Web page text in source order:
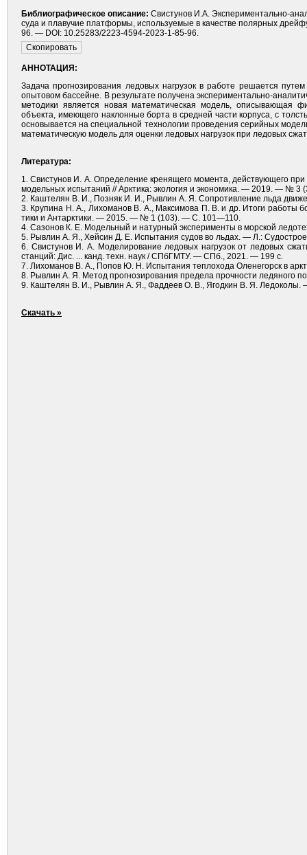
Библиографическое описание: Свистунов И.А. Экспериментально-
суда и плавучие платформы, используемые в качестве полярных
96. — DOI: 10.25283/2223-4594-2023-1-85-96.
АННОТАЦИЯ:
Задача прогнозирования ледовых нагрузок в работе решается
опытовом бассейне. В результате получена экспериментально-
методики является новая математическая модель, описывающая
объекта, имеющего наклонные борта в средней части корпуса, с
основывается на специальной технологии проведения серийных
математическую модель для оценки ледовых нагрузок при ледовых
Литература:
1. Свистунов И. А. Определение кренящего момента, действующего
модельных испытаний // Арк­тика: экология и экономика. — 2019. — №
2. Каштелян В. И., Позняк И. И., Рывлин А. Я. Сопротивление льда
3. Крупина Н. А., Лихоманов В. А., Максимова П. В. и др. Итоги работы
тики и Антарктики. — 2015. — № 1 (103). — С. 101—110.
4. Сазонов К. Е. Модельный и натурный эксперименты в морской
5. Рывлин А. Я., Хейсин Д. Е. Испытания судов во льдах. — Л.:
6. Свистунов И. А. Моделирование ледовых нагрузок от ледовых
станций: Дис. ... канд. техн. наук / СПбГМТУ. — СПб., 2021. — 199 с.
7. Лихоманов В. А., Попов Ю. Н. Испытания теплохода Оленегорск в
8. Рывлин А. Я. Метод прогнозирования предела прочности
9. Каштелян В. И., Рывлин А. Я., Фаддеев О. В., Ягод­кин В. Я. Ледоколы.
Скачать »